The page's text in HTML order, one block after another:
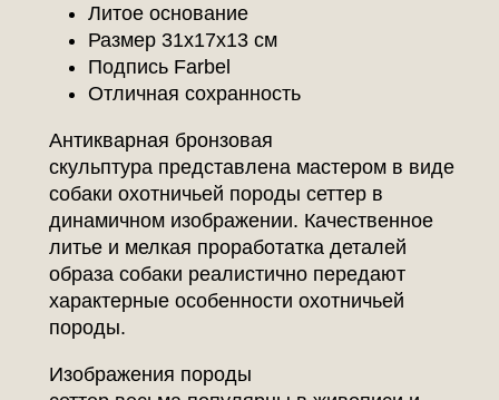
Литое основание
Размер 31х17х13 см
Подпись Farbel
Отличная сохранность
Антикварная бронзовая
скульптура представлена мастером в виде
собаки охотничьей породы сеттер в
динамичном изображении. Качественное
литье и мелкая проработатка деталей
образа собаки реалистично передают
характерные особенности охотничьей
породы.
Изображения породы